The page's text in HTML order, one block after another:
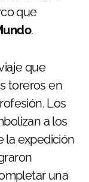
que
.
que
toreros en
Los
a los
la expedición
una